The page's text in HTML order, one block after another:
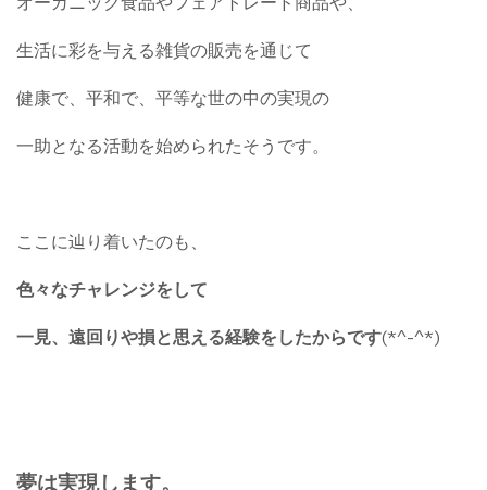
生活に彩を与える雑貨の販売を通じて
健康で、平和で、平等な世の中の実現の
一助となる活動を始められたそうです。
ここに辿り着いたのも、
色々なチャレンジをして
一見、遠回りや損と思える経験をしたからです(*^-^*)
夢は実現します。